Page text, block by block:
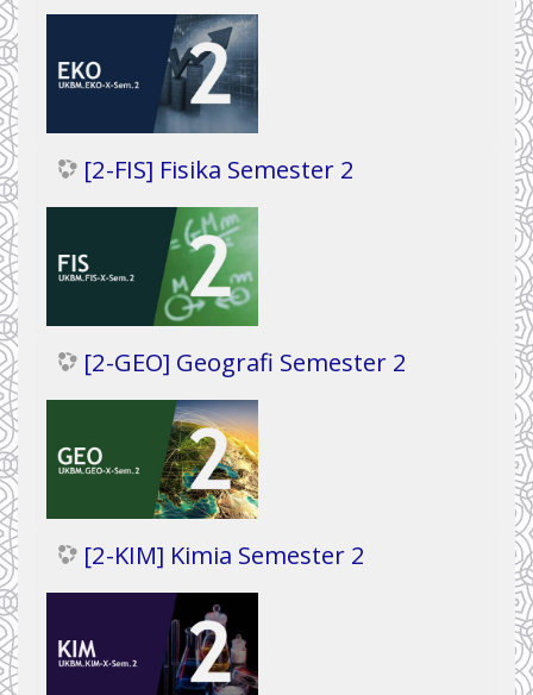
[2-FIS] Fisika Semester 2
[2-GEO] Geografi Semester 2
[2-KIM] Kimia Semester 2